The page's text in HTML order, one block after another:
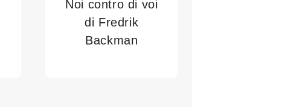
Noi contro di voi
di Fredrik
Backman